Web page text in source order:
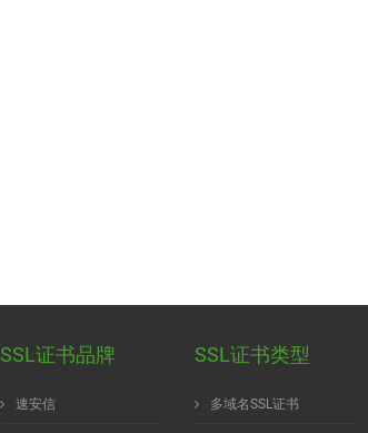
SSL证书品牌
速安信
SSL证书类型
多域名SSL证书